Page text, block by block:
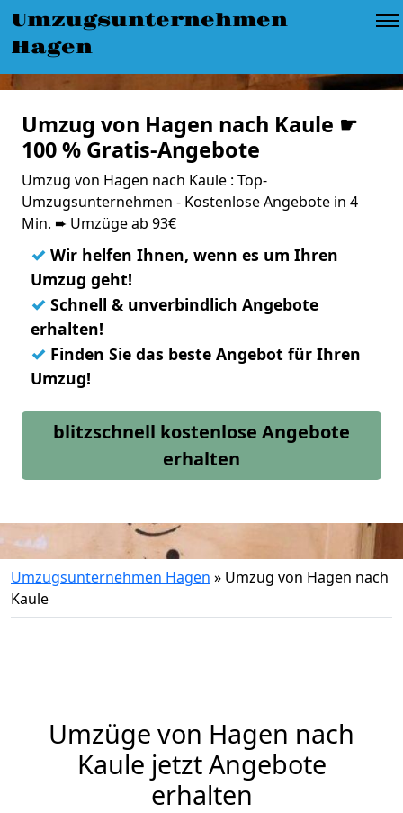
Umzugsunternehmen
Hagen
Umzug von Hagen nach Kaule ☛
100 % Gratis-Angebote
Umzug von Hagen nach Kaule : Top-
Umzugsunternehmen - Kostenlose Angebote in 4
Min. ➨ Umzüge ab 93€
✓ Wir helfen Ihnen, wenn es um Ihren
Umzug geht!
✓ Schnell & unverbindlich Angebote
erhalten!
✓ Finden Sie das beste Angebot für Ihren
Umzug!
blitzschnell kostenlose Angebote
erhalten
Umzugsunternehmen Hagen » Umzug von Hagen nach
Kaule
Umzüge von Hagen nach
Kaule jetzt Angebote
erhalten